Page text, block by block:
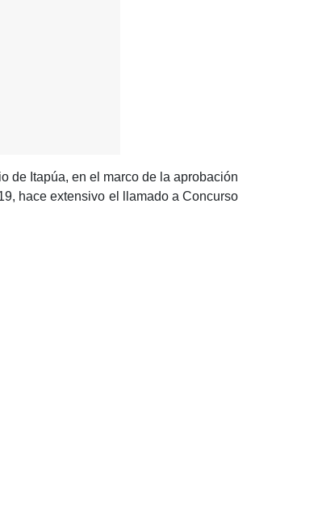
de Itapúa, en el marco de la aprobación
hace extensivo el llamado a Concurso